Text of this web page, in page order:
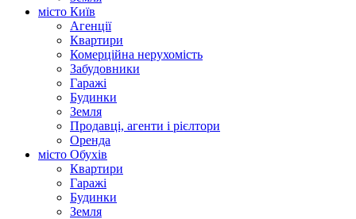
місто Київ
Агенції
Квартири
Комерційна нерухомість
Забудовники
Гаражі
Будинки
Земля
Продавці, агенти і рієлтори
Оренда
місто Обухів
Квартири
Гаражі
Будинки
Земля